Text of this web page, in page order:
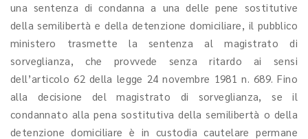
una sentenza di condanna a una delle pene sostitutive
della semilibertà e della detenzione domiciliare, il pubblico
ministero trasmette la sentenza al magistrato di
sorveglianza, che provvede senza ritardo ai sensi
dell’articolo 62 della legge 24 novembre 1981 n. 689. Fino
alla decisione del magistrato di sorveglianza, se il
condannato alla pena sostitutiva della semilibertà o della
detenzione domiciliare è in custodia cautelare permane